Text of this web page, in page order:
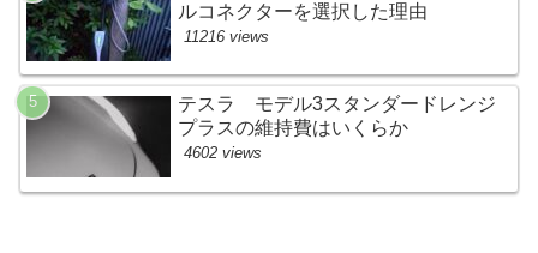
ルコネクターを選択した理由
11216 views
テスラ モデル3スタンダードレンジ
プラスの維持費はいくらか
4602 views